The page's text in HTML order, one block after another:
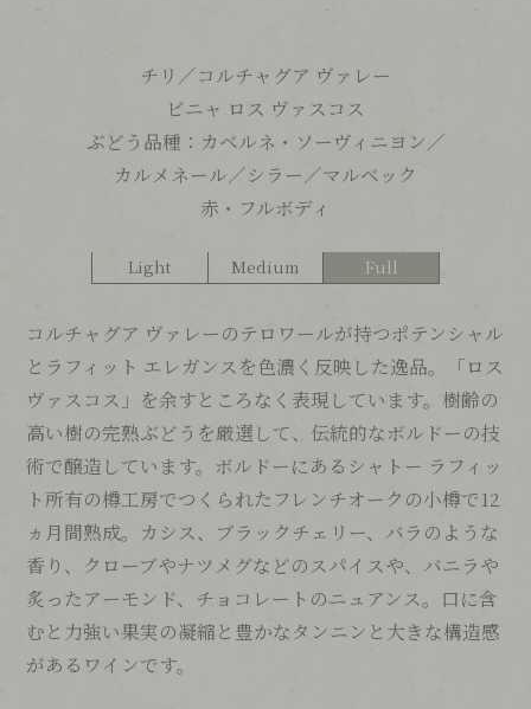
チリ／コルチャグア ヴァレー
ビニャ ロス ヴァスコス
ぶどう品種： カベルネ・ソーヴィニヨン／
カルメネール／シラー／マルベック
赤・フルボディ
Light Medium Full
コルチャグア ヴァレーのテロワールが持つポテンシャル
とラフィット エレガンスを色濃く反映した逸品。「ロス
ヴァスコス」を余すところなく表現しています。樹齢の
高い樹の完熟ぶどうを厳選して、伝統的なボルドーの技
術で醸造しています。ボルドーにあるシャトー ラフィッ
ト所有の樽工房でつくられたフレンチオークの小樽で12
ヵ月間熟成。カシス、ブラックチェリー、バラのような
香り、クローブやナツメグなどのスパイスや、バニラや
炙ったアーモンド、チョコレートのニュアンス。口に含
むと力強い果実の凝縮と豊かなタンニンと大きな構造感
があるワインです。